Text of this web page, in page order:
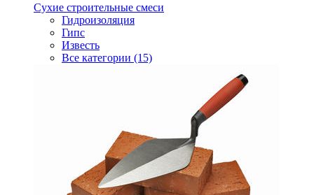
Сухие строительные смеси
Гидроизоляция
Гипс
Известь
Все категории (15)